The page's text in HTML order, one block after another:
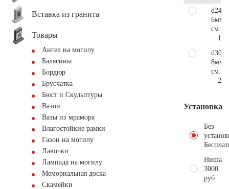
Вставка из гранита
Товары
Ангел на могилу
Балясины
Бордюр
Брусчатка
Бюст и Скульптуры
Вазон
Вазы из мрамора
Влагостойкие рамки
Газон на могилу
Лавочки
Лампада на могилу
Мемориальная доска
Скамейки
d24
6мм
см.
d30
8мм
см.
Установка
Без
Ниша
3000
руб.